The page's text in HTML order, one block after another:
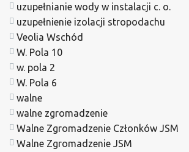
uzupełnianie wody w instalacji c. o.
uzupełnienie izolacji stropodachu
Veolia Wschód
W. Pola 10
w. pola 2
W. Pola 6
walne
walne zgromadzenie
Walne Zgromadzenie Członków JSM
Walne Zgromadzenie JSM